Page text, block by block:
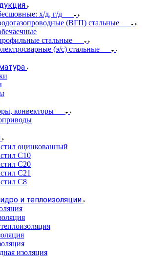
х/д, г/д
(ВГП) стальные
стальные
(э/с) стальные
конвекторы
оцинкованный
С10
С20
С21
С8
и теплоизоляции
изоляция